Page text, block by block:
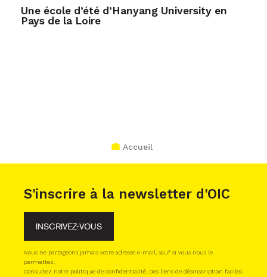
Une école d’été d’Hanyang University en
Pays de la Loire
Accueil
S'inscrire à la newsletter d'OIC
INSCRIVEZ-VOUS
Nous ne partageons jamais votre adresse e-mail, sauf si vous nous le
permettez.
Consultez notre politique de confidentialité. Des liens de désinscription faciles